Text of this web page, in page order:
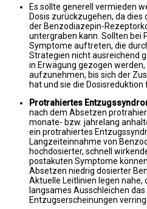
Es sollte generell vermieden
Dosis zurückzugehen, da dies
der Benzodiazepin-
untergraben kann. Sollten bei
Symptome auftreten, die
Strategien nicht ausreichend
in Erwägung gezogen
aufzunehmen, bis sich der
hat und sie die
Protrahiertes
nach dem Absetzen
monate- bzw. jahrelang
ein protrahiertes
Langzeiteinnahme von
hochdosierter, schnell
postakuten Symptome
Absetzen niedrig dosierter
Aktuelle Leitlinien legen nahe,
langsames Ausschleichen
Entzugserscheinungen